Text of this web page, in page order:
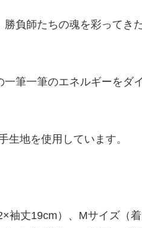
負師たちの魂を彩ってき
筆一筆のエネルギーをダ
生地を使用しています。
袖丈19cm）、Mサイズ（